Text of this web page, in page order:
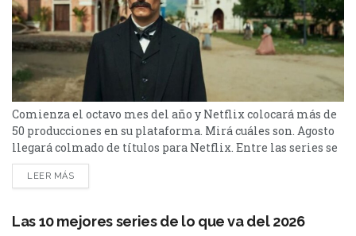
Comienza el octavo mes del año y Netflix colocará más de
50 producciones en su plataforma. Mirá cuáles son. Agosto
llegará colmado de títulos para Netflix. Entre las series se
destacan: Moria y la segunda parte de Cien Años de
Soledad, además de Toda la verdad de mis mentiras. Como
de...
LEER MÁS
Las 10 mejores series de lo que va del 2026